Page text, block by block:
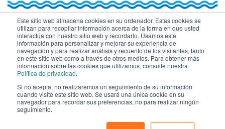
Este sitio web almacena cookies en su ordenador. Estas cookies se
utilizan para recopilar información acerca de la forma en que usted
interactúa con nuestro sitio web y recordarlo. Usamos esta
información para personalizar y mejorar su experiencia de
navegación y para realizar análisis y recuento de los visitantes, tanto
en este sitio web como a través de otros medios. Para obtener más
información sobre las cookies que utilizamos, consulte nuestra
Política de privacidad.
Si no acepta, no realizaremos un seguimiento de su información
cuando visite este sitio web. Se usará una única cookie en su
navegador para recordar sus preferencias, no para realizar ningún
seguimiento.
© Turismo y Planificación Costa del Sol S.L.U. Todos los Derechos
Reservados